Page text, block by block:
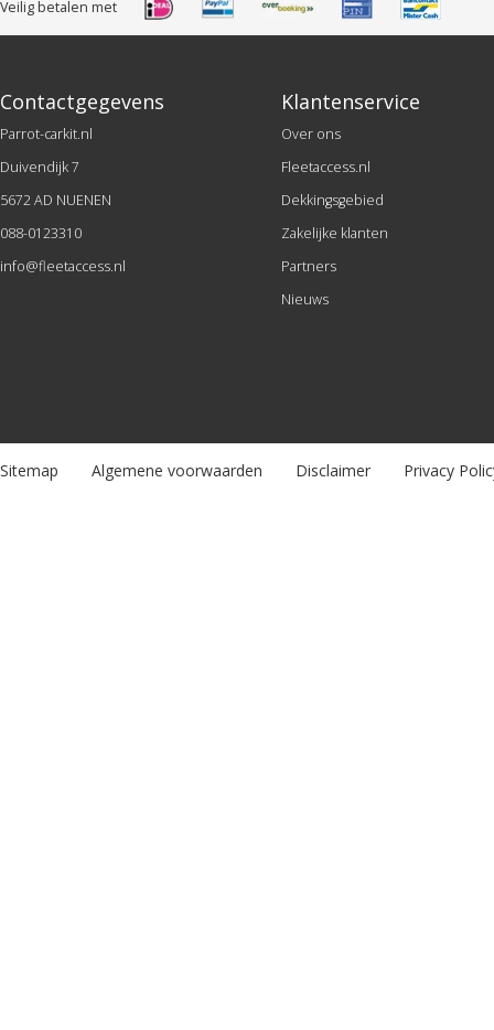
Veilig betalen met
Contactgegevens
Parrot-carkit.nl
Duivendijk 7
5672 AD NUENEN
088-0123310
info@fleetaccess.nl
Klantenservice
Over ons
Fleetaccess.nl
Dekkingsgebied
Zakelijke klanten
Partners
Nieuws
Sitemap Algemene voorwaarden Disclaimer Privacy